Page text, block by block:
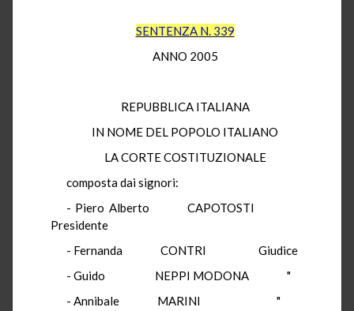
SENTENZA N. 339
ANNO 2005
REPUBBLICA ITALIANA
IN NOME DEL POPOLO ITALIANO
LA CORTE COSTITUZIONALE
composta dai signori:
- Piero Alberto CAPOTOSTI
Presidente
- Fernanda CONTRI Giudice
- Guido NEPPI MODONA "
- Annibale MARINI "